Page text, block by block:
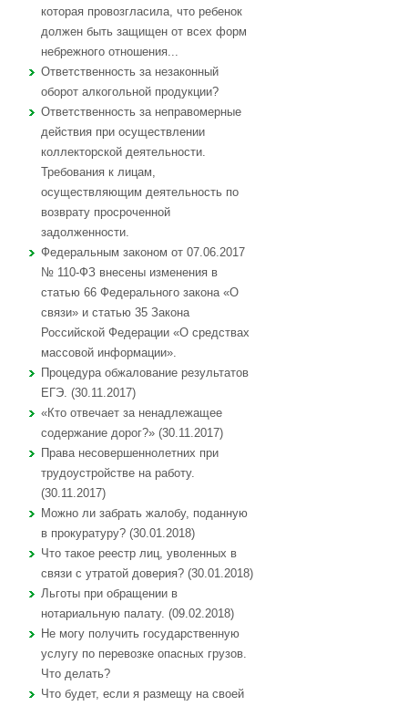
которая провозгласила, что ребенок
должен быть защищен от всех форм
небрежного отношения...
Ответственность за незаконный
оборот алкогольной продукции?
Ответственность за неправомерные
действия при осуществлении
коллекторской деятельности.
Требования к лицам,
осуществляющим деятельность по
возврату просроченной
задолженности.
Федеральным законом от 07.06.2017
№ 110-ФЗ внесены изменения в
статью 66 Федерального закона «О
связи» и статью 35 Закона
Российской Федерации «О средствах
массовой информации».
Процедура обжалование результатов
ЕГЭ. (30.11.2017)
«Кто отвечает за ненадлежащее
содержание дорог?» (30.11.2017)
Права несовершеннолетних при
трудоустройстве на работу.
(30.11.2017)
Можно ли забрать жалобу, поданную
в прокуратуру? (30.01.2018)
Что такое реестр лиц, уволенных в
связи с утратой доверия? (30.01.2018)
Льготы при обращении в
нотариальную палату. (09.02.2018)
Не могу получить государственную
услугу по перевозке опасных грузов.
Что делать?
Что будет, если я размещу на своей